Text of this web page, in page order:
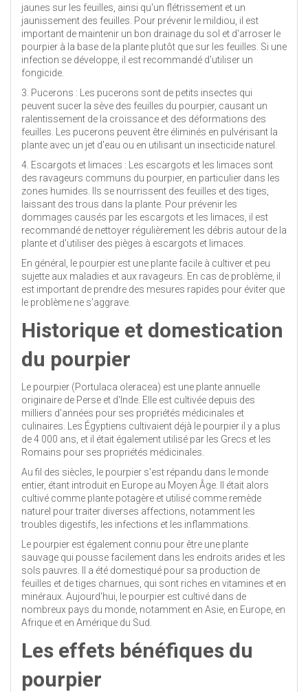
jaunes sur les feuilles, ainsi qu'un flétrissement et un
jaunissement des feuilles. Pour prévenir le mildiou, il est
important de maintenir un bon drainage du sol et d'arroser le
pourpier à la base de la plante plutôt que sur les feuilles. Si une
infection se développe, il est recommandé d'utiliser un
fongicide.
3. Pucerons : Les pucerons sont de petits insectes qui
peuvent sucer la sève des feuilles du pourpier, causant un
ralentissement de la croissance et des déformations des
feuilles. Les pucerons peuvent être éliminés en pulvérisant la
plante avec un jet d'eau ou en utilisant un insecticide naturel.
4. Escargots et limaces : Les escargots et les limaces sont
des ravageurs communs du pourpier, en particulier dans les
zones humides. Ils se nourrissent des feuilles et des tiges,
laissant des trous dans la plante. Pour prévenir les
dommages causés par les escargots et les limaces, il est
recommandé de nettoyer régulièrement les débris autour de la
plante et d'utiliser des pièges à escargots et limaces.
En général, le pourpier est une plante facile à cultiver et peu
sujette aux maladies et aux ravageurs. En cas de problème, il
est important de prendre des mesures rapides pour éviter que
le problème ne s'aggrave.
Historique et domestication
du pourpier
Le pourpier (Portulaca oleracea) est une plante annuelle
originaire de Perse et d'Inde. Elle est cultivée depuis des
milliers d'années pour ses propriétés médicinales et
culinaires. Les Égyptiens cultivaient déjà le pourpier il y a plus
de 4 000 ans, et il était également utilisé par les Grecs et les
Romains pour ses propriétés médicinales.
Au fil des siècles, le pourpier s'est répandu dans le monde
entier, étant introduit en Europe au Moyen Âge. Il était alors
cultivé comme plante potagère et utilisé comme remède
naturel pour traiter diverses affections, notamment les
troubles digestifs, les infections et les inflammations.
Le pourpier est également connu pour être une plante
sauvage qui pousse facilement dans les endroits arides et les
sols pauvres. Il a été domestiqué pour sa production de
feuilles et de tiges charnues, qui sont riches en vitamines et en
minéraux. Aujourd'hui, le pourpier est cultivé dans de
nombreux pays du monde, notamment en Asie, en Europe, en
Afrique et en Amérique du Sud.
Les effets bénéfiques du
pourpier